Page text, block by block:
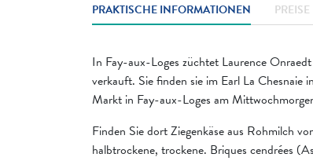
PRAKTISCHE INFORMATIONEN PREISE
In Fay-aux-Loges züchtet Laurence
verkauft. Sie finden sie im Earl La Chesnaie
Markt in Fay-aux-Loges am
Finden Sie dort Ziegenkäse aus Rohmilch
halbtrockene, trockene. Briques cendrées